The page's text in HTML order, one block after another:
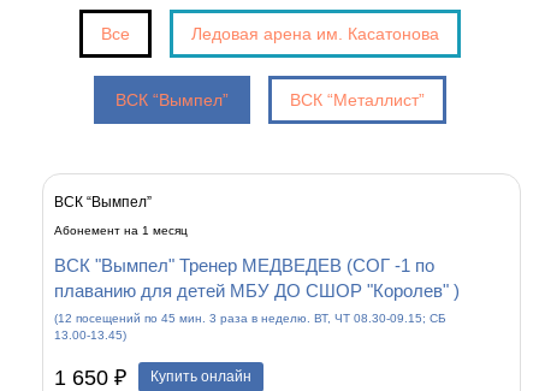
Все Ледовая арена им. Касатонова
ВСК “Вымпел” ВСК “Металлист”
ВСК “Вымпел”
Абонемент на 1 месяц
ВСК "Вымпел" Тренер МЕДВЕДЕВ (СОГ -1 по
плаванию для детей МБУ ДО СШОР "Королев" )
(12 посещений по 45 мин. 3 раза в неделю. ВТ, ЧТ 08.30-09.15; СБ
13.00-13.45)
1 650 ₽ Купить онлайн